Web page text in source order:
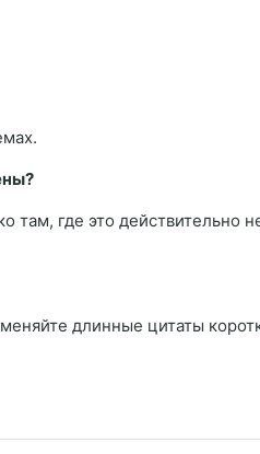
там, где это действительно
длинные цитаты